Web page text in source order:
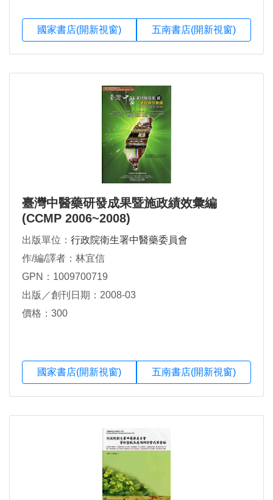
國家書店(開新視窗) 五南書店(開新視窗)
臺灣中醫藥研發成果暨施政績效彙編
(CCMP 2006~2008)
出版單位： 行政院衛生署中醫藥委員會
作/編/譯者：林宜信
GPN：1009700719
出版／創刊日期：2008-03
價格：300
國家書店(開新視窗) 五南書店(開新視窗)